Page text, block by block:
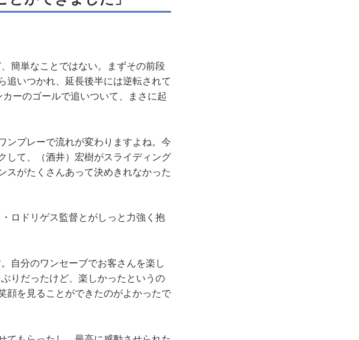
簡単なことではない。まずその前段
追いつかれ、延長後半には逆転されて
ーのゴールで追いついて、まさに起
ンプレーで流れが変わりますよね。今
して、（酒井）宏樹がスライディング
スがたくさんあって決めきれなかった
ロドリゲス監督とがしっと力強く抱
自分のワンセーブでお客さんを楽し
りだったけど、楽しかったというの
顔を見ることができたのがよかったで